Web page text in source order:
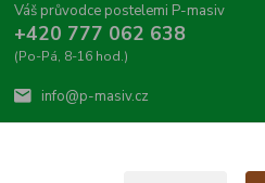
Váš průvodce postelemi P-masiv
+420 777 062 638
(Po-Pá, 8-16 hod.)
info@p-masiv.cz